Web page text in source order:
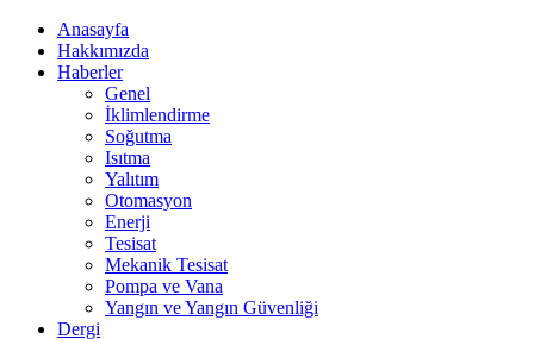
Anasayfa
Hakkımızda
Haberler
Genel
İklimlendirme
Soğutma
Isıtma
Yalıtım
Otomasyon
Enerji
Tesisat
Mekanik Tesisat
Pompa ve Vana
Yangın ve Yangın Güvenliği
Dergi